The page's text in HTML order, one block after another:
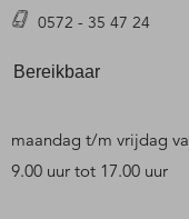
0572 - 35 47 24
Bereikbaar
maandag t/m vrijdag
9.00 uur tot 17.00 uur